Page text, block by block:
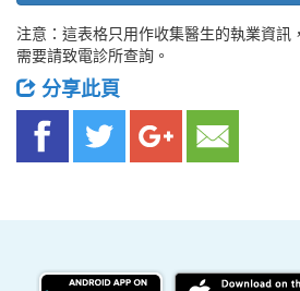
注意：這表格只用作收集醫生的執業資訊
需要請致電診所查詢。
分享此頁